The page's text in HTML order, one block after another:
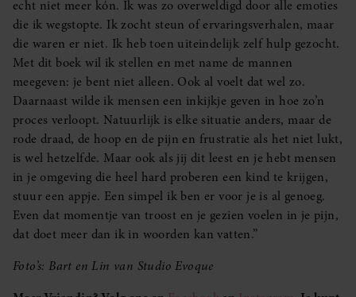
echt niet meer kón. Ik was zo overweldigd door alle emoties
die ik wegstopte. Ik zocht steun of ervaringsverhalen, maar
die waren er niet. Ik heb toen uiteindelijk zelf hulp gezocht.
Met dit boek wil ik stellen en met name de mannen
meegeven: je bent niet alleen. Ook al voelt dat wel zo.
Daarnaast wilde ik mensen een inkijkje geven in hoe zo’n
proces verloopt. Natuurlijk is elke situatie anders, maar de
rode draad, de hoop en de pijn en frustratie als het niet lukt,
is wel hetzelfde. Maar ook als jij dit leest en je hebt mensen
in je omgeving die heel hard proberen een kind te krijgen,
stuur een appje. Een simpel ik ben er voor je is al genoeg.
Even dat momentje van troost en je gezien voelen in je pijn,
dat doet meer dan ik in woorden kan vatten.”
Foto’s: Bart en Lin van Studio Evoque